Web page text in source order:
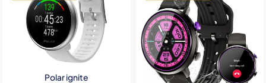
Polar ignite